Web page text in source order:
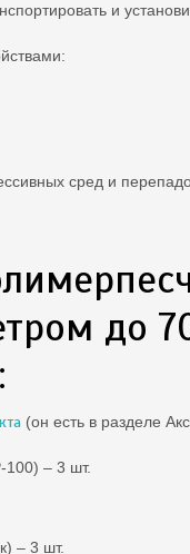
и
сред и
до
(он есть в разделе
100) – 3 шт.
– 3 шт.